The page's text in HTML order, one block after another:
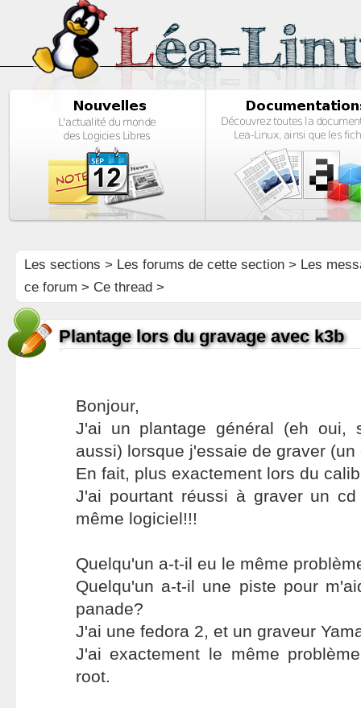
Les sections > Les forums de cette section> Les
ce forum > Ce thread >
Plantage lors du gravage avec k3b
Bonjour,
J'ai un plantage général (eh oui,
aussi) lorsque j'essaie de graver
En fait, plus exactement lors du
J'ai pourtant réussi à graver un
même logiciel!!!
Quelqu'un a-t-il eu le même
Quelqu'un a-t-il une piste pour
panade?
J'ai une fedora 2, et un graveur
J'ai exactement le même
root.